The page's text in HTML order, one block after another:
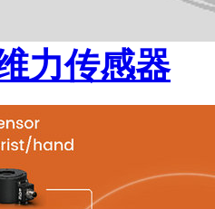
力传感器